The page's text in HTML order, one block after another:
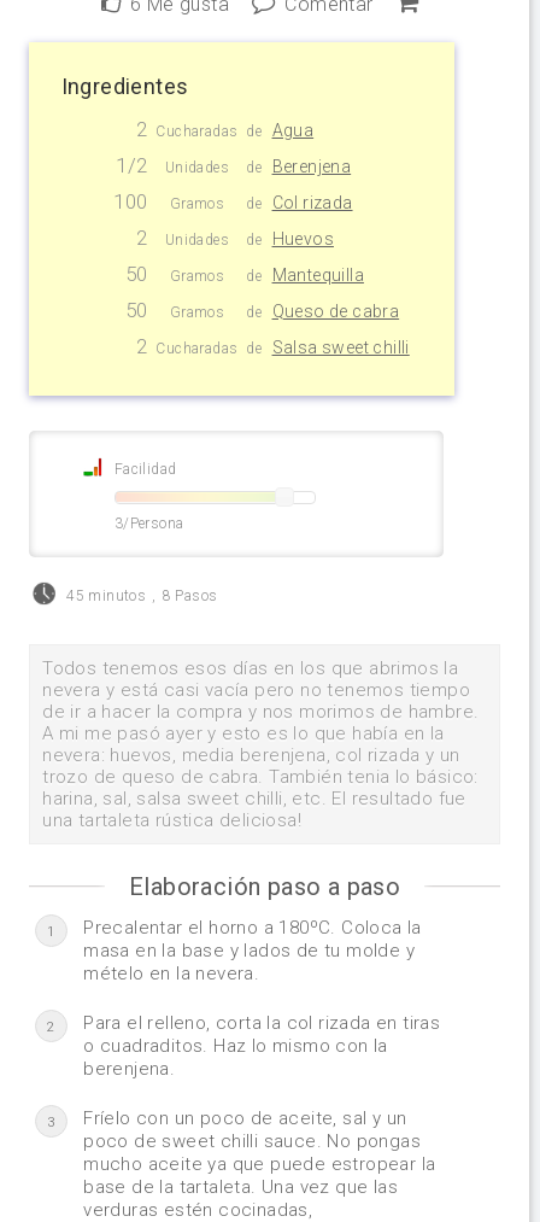
Ingredientes
2 Cucharadas de Agua
1/2 Unidades de Berenjena
100 Gramos de Col rizada
2 Unidades de Huevos
50 Gramos de Mantequilla
50 Gramos de Queso de cabra
2 Cucharadas de Salsa sweet chilli
Facilidad
3/Persona
45 minutos , 8 Pasos
Todos tenemos esos días en los que abrimos la
nevera y está casi vacía pero no tenemos tiempo
de ir a hacer la compra y nos morimos de hambre.
A mi me pasó ayer y esto es lo que había en la
nevera: huevos, media berenjena, col rizada y un
trozo de queso de cabra. También tenia lo básico:
harina, sal, salsa sweet chilli, etc. El resultado fue
una tartaleta rústica deliciosa!
Elaboración paso a paso
1
Precalentar el horno a 180ºC. Coloca la
masa en la base y lados de tu molde y
mételo en la nevera.
2
Para el relleno, corta la col rizada en tiras
o cuadraditos. Haz lo mismo con la
berenjena.
3
Fríelo con un poco de aceite, sal y un
poco de sweet chilli sauce. No pongas
mucho aceite ya que puede estropear la
base de la tartaleta. Una vez que las
verduras estén cocinadas,